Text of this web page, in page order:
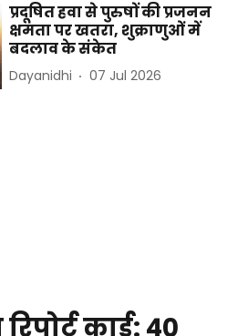
प्रदूषित हवा से पुरुषों की प्रजनन
क्षमता पर खतरा, शुक्राणुओं में
बदलाव के संकेत
Dayanidhi 07 Jul 2026
कार्ड: 40